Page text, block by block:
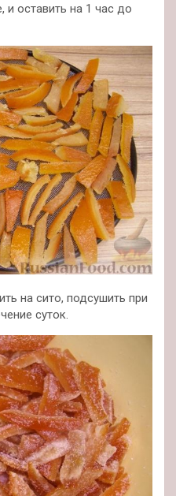
и оставить на 1 час до
на сито, подсушить при
суток.